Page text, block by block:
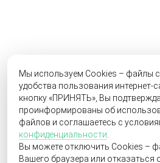
Мы используем Cookies – файлы
удобства пользования
кнопку «ПРИНЯТЬ», Вы
проинформированы об
файлов и соглашаетесь с
конфиденциальности
Вы можете отключить Cookies –
Вашего браузера или отказаться